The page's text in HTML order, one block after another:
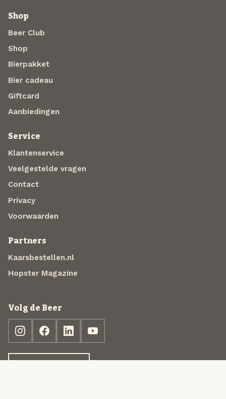
Shop
Beer Club
Shop
Bierpakket
Bier cadeau
Giftcard
Aanbiedingen
Service
Klantenservice
Veelgestelde vragen
Contact
Privacy
Voorwaarden
Partners
Kaarsbestellen.nl
Hopster Magazine
Volg de Beer